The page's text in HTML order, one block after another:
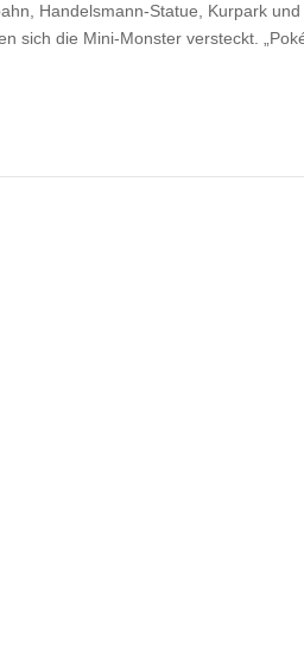
Handelsmann-Statue, Kurpark
sich die Mini-Monster versteckt.